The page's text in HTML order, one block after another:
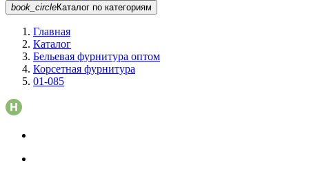
book_circleКаталог по категориям
Главная
Каталог
Бельевая фурнитура оптом
Корсетная фурнитура
01-085